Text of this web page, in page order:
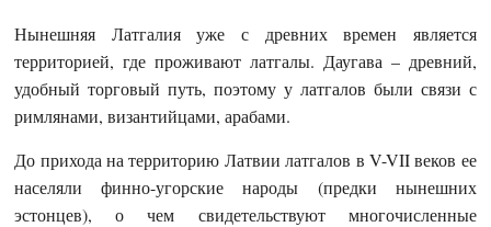
Нынешняя Латгалия уже с древних времен является
территорией, где проживают латгалы. Даугава – древний,
удобный торговый путь, поэтому у латгалов были связи с
римлянами, византийцами, арабами.
До прихода на территорию Латвии латгалов в V-VII веков ее
населяли финно-угорские народы (предки нынешних
эстонцев), о чем свидетельствуют многочисленные